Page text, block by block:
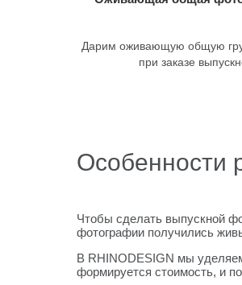
Дарим оживающую общую
при заказе
Особенности
Чтобы сделать выпускной
фотографии получились
В RHINODESIGN мы
формируется стоимость, и